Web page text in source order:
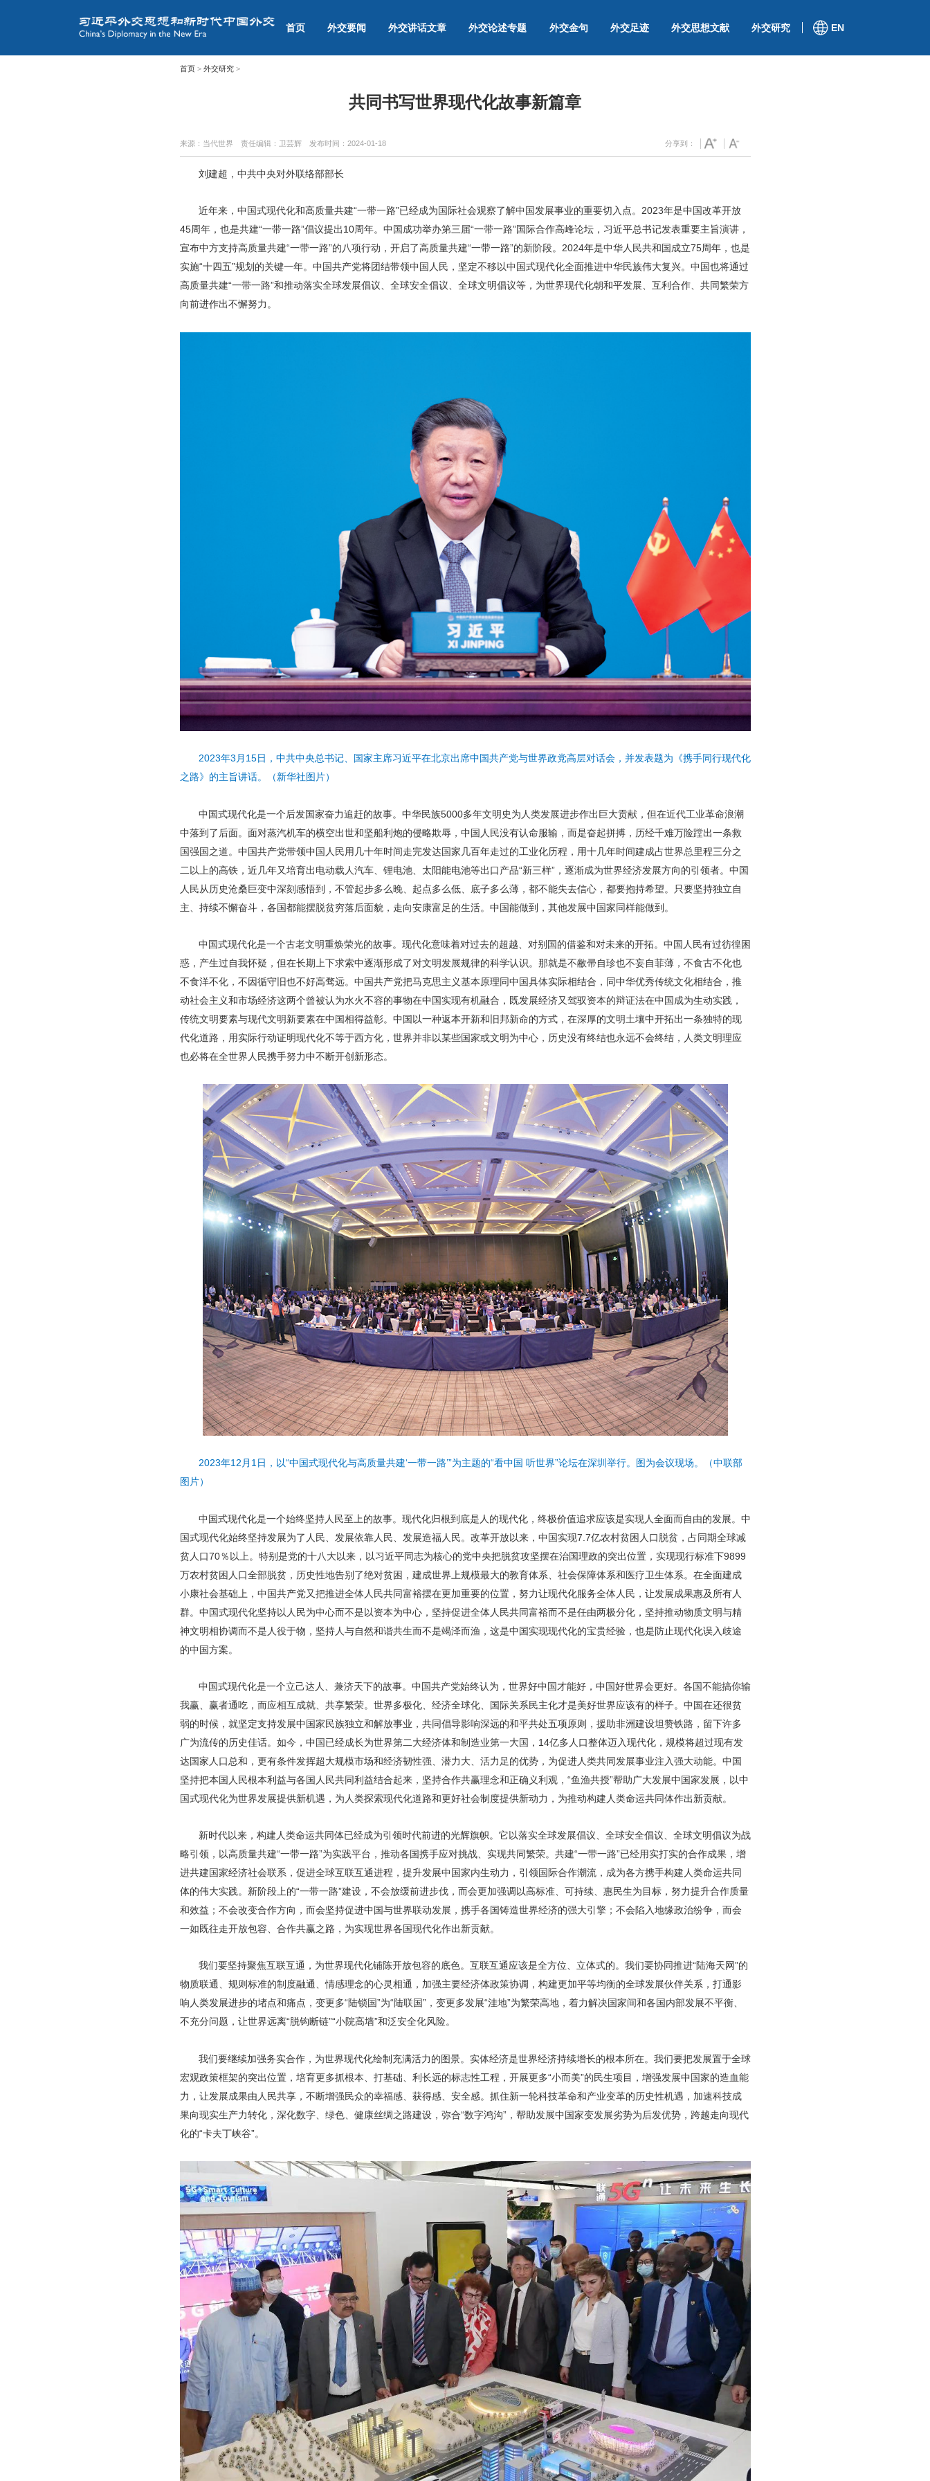
首页 外交要闻 外交讲话文章 外交论述专题 外交金句 外交足迹 外交思想文献 外交研究 EN
首页> 外交研究>
共同书写世界现代化故事新篇章
来源：当代世界 责任编辑：卫芸辉 发布时间： 2024-01-18 分享到：
刘建超，中共中央对外联络部部长
近年来，中国式现代化和高质量共建“一带一路”已经成为国际社会观察了解中国发展事业的重要切入点。2023年是中国改革开放
45周年，也是共建“一带一路”倡议提出10周年。中国成功举办第三届“一带一路”国际合作高峰论坛，习近平总书记发表重要主旨演讲，
宣布中方支持高质量共建“一带一路”的八项行动，开启了高质量共建“一带一路”的新阶段。2024年是中华人民共和国成立75周年，也是
实施“十四五”规划的关键一年。中国共产党将团结带领中国人民，坚定不移以中国式现代化全面推进中华民族伟大复兴。中国也将通过
高质量共建“一带一路”和推动落实全球发展倡议、全球安全倡议、全球文明倡议等，为世界现代化朝和平发展、互利合作、共同繁荣方
向前进作出不懈努力。
2023年3月15日，中共中央总书记、国家主席习近平在北京出席中国共产党与世界政党高层对话会，并发表题为《携手同行现代化
之路》的主旨讲话。（新华社图片）
中国式现代化是一个后发国家奋力追赶的故事。中华民族5000多年文明史为人类发展进步作出巨大贡献，但在近代工业革命浪潮
中落到了后面。面对蒸汽机车的横空出世和坚船利炮的侵略欺辱，中国人民没有认命服输，而是奋起拼搏，历经千难万险蹚出一条救
国强国之道。中国共产党带领中国人民用几十年时间走完发达国家几百年走过的工业化历程，用十几年时间建成占世界总里程三分之
二以上的高铁，近几年又培育出电动载人汽车、锂电池、太阳能电池等出口产品“新三样”，逐渐成为世界经济发展方向的引领者。中国
人民从历史沧桑巨变中深刻感悟到，不管起步多么晚、起点多么低、底子多么薄，都不能失去信心，都要抱持希望。只要坚持独立自
主、持续不懈奋斗，各国都能摆脱贫穷落后面貌，走向安康富足的生活。中国能做到，其他发展中国家同样能做到。
中国式现代化是一个古老文明重焕荣光的故事。现代化意味着对过去的超越、对别国的借鉴和对未来的开拓。中国人民有过彷徨困
惑，产生过自我怀疑，但在长期上下求索中逐渐形成了对文明发展规律的科学认识。那就是不敝帚自珍也不妄自菲薄，不食古不化也
不食洋不化，不因循守旧也不好高骛远。中国共产党把马克思主义基本原理同中国具体实际相结合，同中华优秀传统文化相结合，推
动社会主义和市场经济这两个曾被认为水火不容的事物在中国实现有机融合，既发展经济又驾驭资本的辩证法在中国成为生动实践，
传统文明要素与现代文明新要素在中国相得益彰。中国以一种返本开新和旧邦新命的方式，在深厚的文明土壤中开拓出一条独特的现
代化道路，用实际行动证明现代化不等于西方化，世界并非以某些国家或文明为中心，历史没有终结也永远不会终结，人类文明理应
也必将在全世界人民携手努力中不断开创新形态。
2023年12月1日，以“中国式现代化与高质量共建‘一带一路’”为主题的“看中国 听世界”论坛在深圳举行。图为会议现场。（中联部
图片）
中国式现代化是一个始终坚持人民至上的故事。现代化归根到底是人的现代化，终极价值追求应该是实现人全面而自由的发展。中
国式现代化始终坚持发展为了人民、发展依靠人民、发展造福人民。改革开放以来，中国实现7.7亿农村贫困人口脱贫，占同期全球减
贫人口70％以上。特别是党的十八大以来，以习近平同志为核心的党中央把脱贫攻坚摆在治国理政的突出位置，实现现行标准下9899
万农村贫困人口全部脱贫，历史性地告别了绝对贫困，建成世界上规模最大的教育体系、社会保障体系和医疗卫生体系。在全面建成
小康社会基础上，中国共产党又把推进全体人民共同富裕摆在更加重要的位置，努力让现代化服务全体人民，让发展成果惠及所有人
群。中国式现代化坚持以人民为中心而不是以资本为中心，坚持促进全体人民共同富裕而不是任由两极分化，坚持推动物质文明与精
神文明相协调而不是人役于物，坚持人与自然和谐共生而不是竭泽而渔，这是中国实现现代化的宝贵经验，也是防止现代化误入歧途
的中国方案。
中国式现代化是一个立己达人、兼济天下的故事。中国共产党始终认为，世界好中国才能好，中国好世界会更好。各国不能搞你输
我赢、赢者通吃，而应相互成就、共享繁荣。世界多极化、经济全球化、国际关系民主化才是美好世界应该有的样子。中国在还很贫
弱的时候，就坚定支持发展中国家民族独立和解放事业，共同倡导影响深远的和平共处五项原则，援助非洲建设坦赞铁路，留下许多
广为流传的历史佳话。如今，中国已经成长为世界第二大经济体和制造业第一大国，14亿多人口整体迈入现代化，规模将超过现有发
达国家人口总和，更有条件发挥超大规模市场和经济韧性强、潜力大、活力足的优势，为促进人类共同发展事业注入强大动能。中国
坚持把本国人民根本利益与各国人民共同利益结合起来，坚持合作共赢理念和正确义利观，“鱼渔共授”帮助广大发展中国家发展，以中
国式现代化为世界发展提供新机遇，为人类探索现代化道路和更好社会制度提供新动力，为推动构建人类命运共同体作出新贡献。
新时代以来，构建人类命运共同体已经成为引领时代前进的光辉旗帜。它以落实全球发展倡议、全球安全倡议、全球文明倡议为战
略引领，以高质量共建“一带一路”为实践平台，推动各国携手应对挑战、实现共同繁荣。共建“一带一路”已经用实打实的合作成果，增
进共建国家经济社会联系，促进全球互联互通进程，提升发展中国家内生动力，引领国际合作潮流，成为各方携手构建人类命运共同
体的伟大实践。新阶段上的“一带一路”建设，不会放缓前进步伐，而会更加强调以高标准、可持续、惠民生为目标，努力提升合作质量
和效益；不会改变合作方向，而会坚持促进中国与世界联动发展，携手各国铸造世界经济的强大引擎；不会陷入地缘政治纷争，而会
一如既往走开放包容、合作共赢之路，为实现世界各国现代化作出新贡献。
我们要坚持聚焦互联互通，为世界现代化铺陈开放包容的底色。互联互通应该是全方位、立体式的。我们要协同推进“陆海天网”的
物质联通、规则标准的制度融通、情感理念的心灵相通，加强主要经济体政策协调，构建更加平等均衡的全球发展伙伴关系，打通影
响人类发展进步的堵点和痛点，变更多“陆锁国”为“陆联国”，变更多发展“洼地”为繁荣高地，着力解决国家间和各国内部发展不平衡、
不充分问题，让世界远离“脱钩断链”“小院高墙”和泛安全化风险。
我们要继续加强务实合作，为世界现代化绘制充满活力的图景。实体经济是世界经济持续增长的根本所在。我们要把发展置于全球
宏观政策框架的突出位置，培育更多抓根本、打基础、利长远的标志性工程，开展更多“小而美”的民生项目，增强发展中国家的造血能
力，让发展成果由人民共享，不断增强民众的幸福感、获得感、安全感。抓住新一轮科技革命和产业变革的历史性机遇，加速科技成
果向现实生产力转化，深化数字、绿色、健康丝绸之路建设，弥合“数字鸿沟”，帮助发展中国家变发展劣势为后发优势，跨越走向现代
化的“卡夫丁峡谷”。